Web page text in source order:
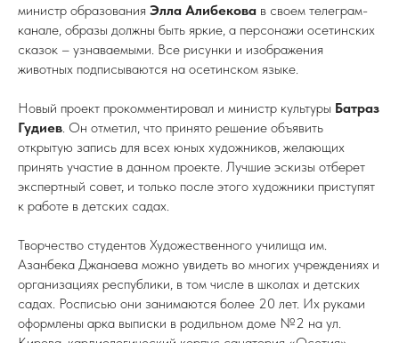
министр образования Элла Алибекова в своем телеграм-
канале, образы должны быть яркие, а персонажи осетинских
сказок – узнаваемыми. Все рисунки и изображения
животных подписываются на осетинском языке.
Новый проект прокомментировал и министр культуры Батраз
Гудиев. Он отметил, что принято решение объявить
открытую запись для всех юных художников, желающих
принять участие в данном проекте. Лучшие эскизы отберет
экспертный совет, и только после этого художники приступят
к работе в детских садах.
Творчество студентов Художественного училища им.
Азанбека Джанаева можно увидеть во многих учреждениях и
организациях республики, в том числе в школах и детских
садах. Росписью они занимаются более 20 лет. Их руками
оформлены арка выписки в родильном доме №2 на ул.